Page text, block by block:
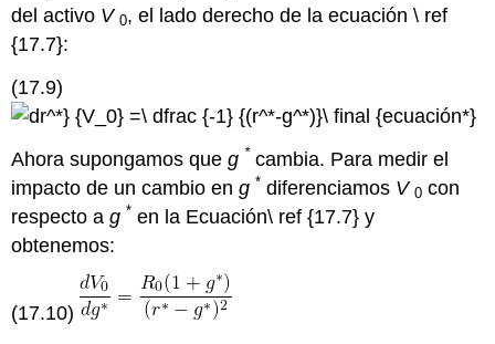
del activo V 0, el lado derecho de la ecuación \ ref
{17.7}:
(17.9)
Ahora supongamos queg * cambia. Para medir el
impacto de un cambio eng * diferenciamos V 0 con
respecto ag * en la Ecuación\ ref {17.7} y
obtenemos:
(17.10)